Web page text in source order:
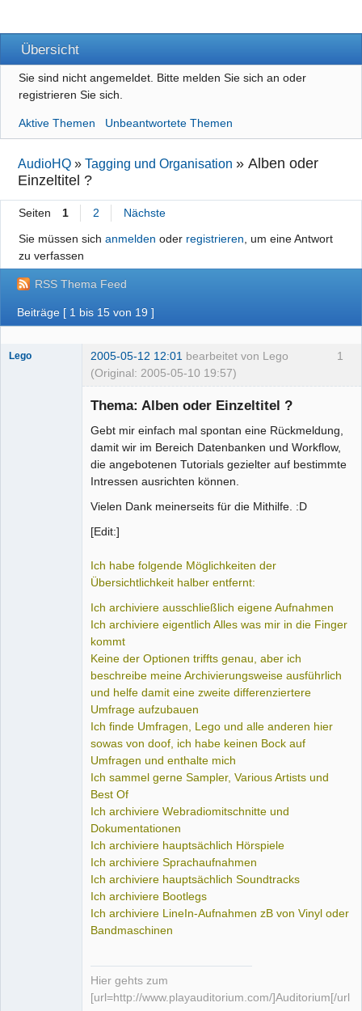
Übersicht
Sie sind nicht angemeldet. Bitte melden Sie sich an oder
registrieren Sie sich.
Aktive Themen Unbeantwortete Themen
AudioHQ »Tagging und Organisation »Alben oder
Einzeltitel ?
Seiten 1 2
Nächste
Sie müssen sich anmelden oder registrieren , um eine Antwort
zu verfassen
RSS Thema Feed
Beiträge [ 1 bis 15 von 19 ]
1
Lego 2005-05-12 12:01 bearbeitet von Lego
(Original: 2005-05-10 19:57)
Thema: Alben oder Einzeltitel ?
Gebt mir einfach mal spontan eine Rückmeldung,
damit wir im Bereich Datenbanken und Workflow,
die angebotenen Tutorials gezielter auf bestimmte
Intressen ausrichten können.
Vielen Dank meinerseits für die Mithilfe. :D
[Edit:]
Ich habe folgende Möglichkeiten der
Übersichtlichkeit halber entfernt:
Ich archiviere ausschließlich eigene Aufnahmen
Ich archiviere eigentlich Alles was mir in die Finger
kommt
Keine der Optionen triffts genau, aber ich
beschreibe meine Archivierungsweise ausführlich
und helfe damit eine zweite differenziertere
Umfrage aufzubauen
Ich finde Umfragen, Lego und alle anderen hier
sowas von doof, ich habe keinen Bock auf
Umfragen und enthalte mich
Ich sammel gerne Sampler, Various Artists und
Best Of
Ich archiviere Webradiomitschnitte und
Dokumentationen
Ich archiviere hauptsächlich Hörspiele
Ich archiviere Sprachaufnahmen
Ich archiviere hauptsächlich Soundtracks
Ich archiviere Bootlegs
Ich archiviere LineIn-Aufnahmen zB von Vinyl oder
Bandmaschinen
Hier gehts zum
[url=http://www.playauditorium.com/]Auditorium[/url]